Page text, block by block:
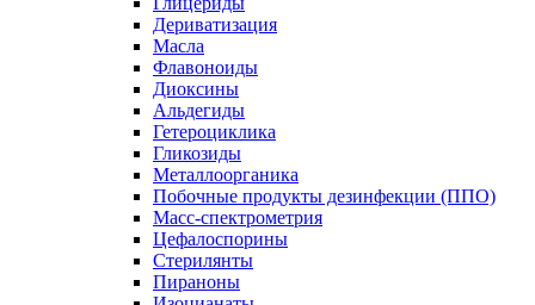
Дериватизация
Масла
Флавоноиды
Диоксины
Альдегиды
Гетероциклика
Гликозиды
Металлоорганика
Побочные продукты дезинфекции (ППО)
Масс-спектрометрия
Цефалоспорины
Стерилянты
Пираноны